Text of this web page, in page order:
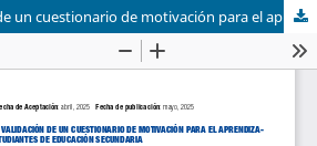
Diseño y validación de un cuestionario de motivación para el aprendizaje en estudiantes de Educación Secundaria